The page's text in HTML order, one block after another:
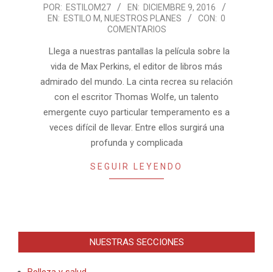
2016-
12-
POR: ESTILOM27 EN: DICIEMBRE 9, 2016
EN: ESTILO M, NUESTROS PLANES CON: 0
COMENTARIOS
Llega a nuestras pantallas la película sobre la
vida de Max Perkins, el editor de libros más
admirado del mundo. La cinta recrea su relación
con el escritor Thomas Wolfe, un talento
emergente cuyo particular temperamento es a
veces difícil de llevar. Entre ellos surgirá una
profunda y complicada
SEGUIR LEYENDO
NUESTRAS SECCIONES